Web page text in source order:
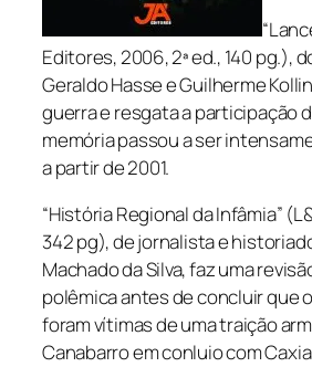
Editores, 2006, 2ª ed., 140 pg.),
Geraldo Hasse e Guilherme
guerra e resgata a participação
memória passou a ser
a partir de 2001.
“História Regional da Infâmia”
342 pg), de jornalista e
Machado da Silva, faz uma
polêmica antes de concluir que
foram vítimas de uma traição
Canabarro em conluio com